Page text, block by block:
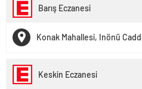
Barış Eczanesi
Konak Mahallesi, Inönü
Keskin Eczanesi